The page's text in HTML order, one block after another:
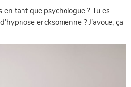
en tant que psychologue ? Tu es
ericksonienne ? J’avoue, ça